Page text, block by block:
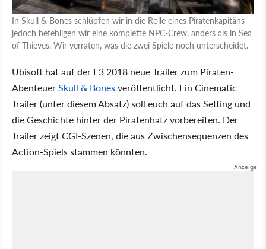
In Skull & Bones schlüpfen wir in die Rolle eines Piratenkapitäns -
jedoch befehligen wir eine komplette NPC-Crew, anders als in Sea
of Thieves. Wir verraten, was die zwei Spiele noch unterscheidet.
Ubisoft hat auf der E3 2018 neue Trailer zum Piraten-
AbenteuerSkull & Bonesveröffentlicht. Ein Cinematic
Trailer (unter diesem Absatz) soll euch auf das Setting und
die Geschichte hinter der Piratenhatz vorbereiten. Der
Trailer zeigt CGI-Szenen, die aus Zwischensequenzen des
Action-Spiels stammen könnten.